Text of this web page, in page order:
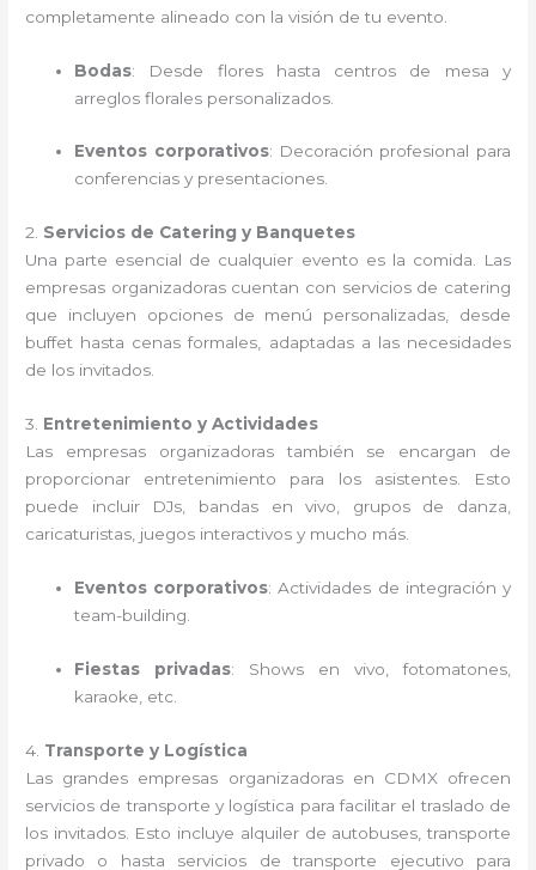
completamente alineado con la visión de tu evento.
Bodas: Desde flores hasta centros de mesa y
arreglos florales personalizados.
Eventos corporativos: Decoración profesional para
conferencias y presentaciones.
2. Servicios de Catering y Banquetes
Una parte esencial de cualquier evento es la comida. Las
empresas organizadoras cuentan con servicios de catering
que incluyen opciones de menú personalizadas, desde
buffet hasta cenas formales, adaptadas a las necesidades
de los invitados.
3. Entretenimiento y Actividades
Las empresas organizadoras también se encargan de
proporcionar entretenimiento para los asistentes. Esto
puede incluir DJs, bandas en vivo, grupos de danza,
caricaturistas, juegos interactivos y mucho más.
Eventos corporativos: Actividades de integración y
team-building.
Fiestas privadas: Shows en vivo, fotomatones,
karaoke, etc.
4. Transporte y Logística
Las grandes empresas organizadoras en CDMX ofrecen
servicios de transporte y logística para facilitar el traslado de
los invitados. Esto incluye alquiler de autobuses, transporte
privado o hasta servicios de transporte ejecutivo para